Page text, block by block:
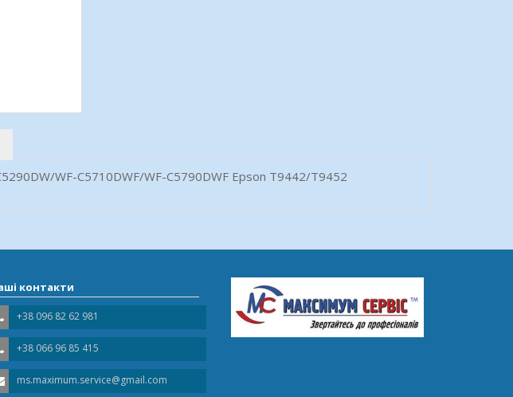
WF-C5710DWF/WF-C5790DWF Epson T9442/T9452
контакти
+38 096 82 62 981
+38 066 96 85 415
ms.maximum.service@gmail.com